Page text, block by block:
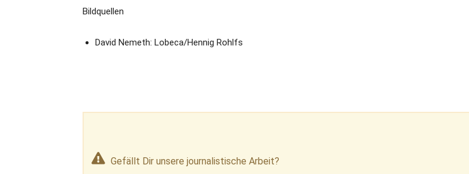
Bildquellen
David Nemeth: Lobeca/Hennig Rohlfs
Gefällt Dir unsere journalistische Arbeit?